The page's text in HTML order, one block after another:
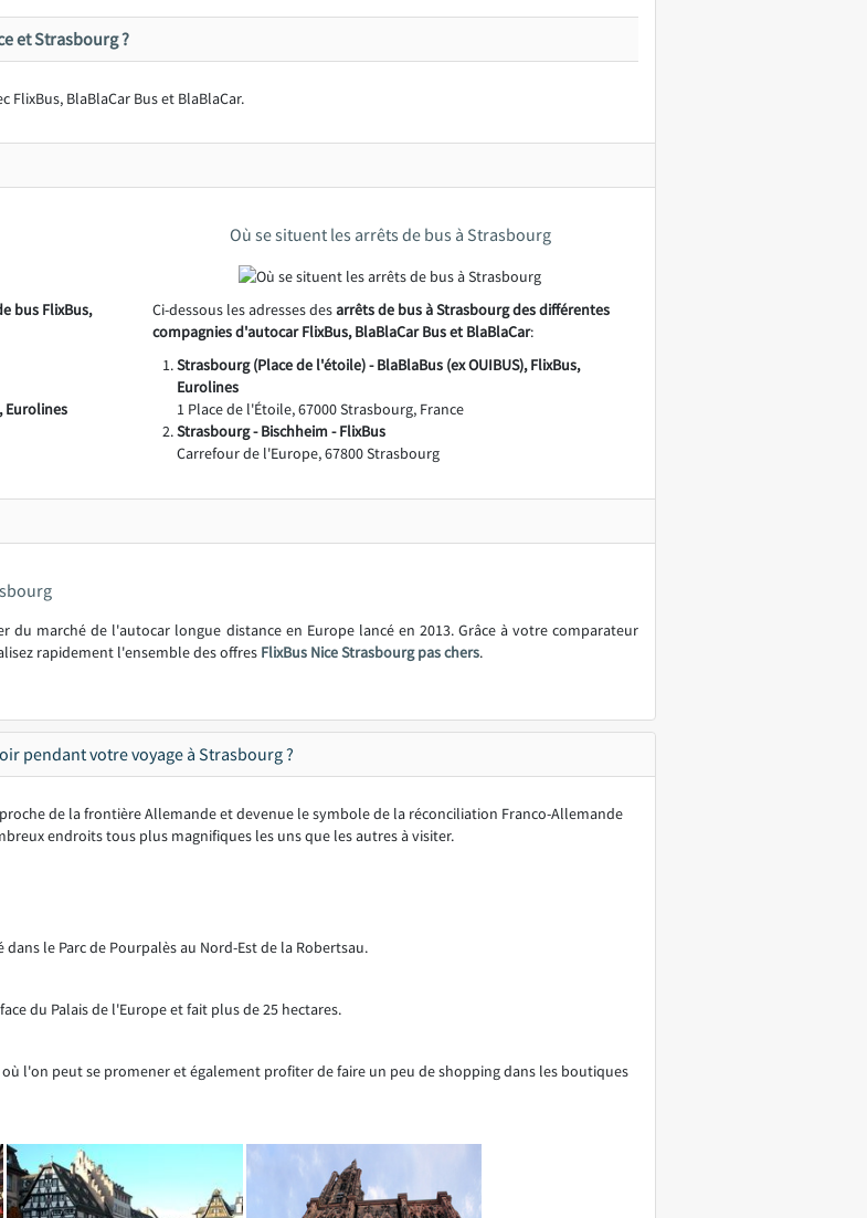
et Strasbourg ?
FlixBus, BlaBlaCar Bus et BlaBlaCar.
bus FlixBus,
Eurolines
Où se situent les arrêts de bus à Strasbourg
Ci-dessous les adresses desarrêts de bus à Strasbourg des différentes
compagnies d'autocar FlixBus, BlaBlaCar Bus et BlaBlaCar:
Strasbourg (Place de l'étoile) - BlaBlaBus (ex OUIBUS), FlixBus,
Eurolines
1 Place de l'Étoile, 67000 Strasbourg, France
Strasbourg - Bischheim - FlixBus
Carrefour de l'Europe, 67800 Strasbourg
du marché de l'autocar longue distance en Europe lancé en 2013. Grâce à votre comparateur
rapidement l'ensemble des offres FlixBus Nice Strasbourg pas chers.
pendant votre voyage à Strasbourg ?
de la frontière Allemande et devenue le symbole de la réconciliation Franco-Allemande
endroits tous plus magnifiques les uns que les autres à visiter.
le Parc de Pourpalès au Nord-Est de la Robertsau.
du Palais de l'Europe et fait plus de 25 hectares.
l'on peut se promener et également profiter de faire un peu de shopping dans les boutiques